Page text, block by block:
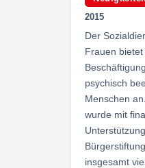
2015
Der
Frauen
psychisch
Menschen
wurde mit
insgesamt